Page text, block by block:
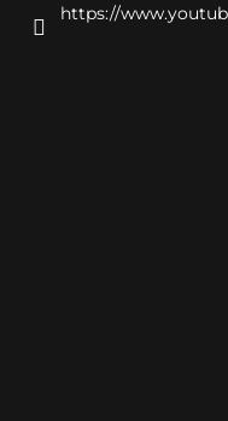
https://